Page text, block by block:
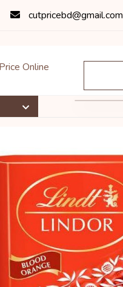
cutpricebd@gmail.com